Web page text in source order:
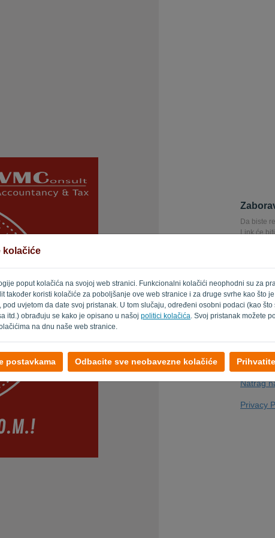
kolačiće
poput kolačića na svojoj web stranici. Funkcionalni kolačići neophodni su za
također koristi kolačiće za poboljšanje ove web stranice i za druge svrhe kao što
pod uvjetom da date svoj pristanak. U tom slučaju, određeni osobni podaci (kao
itd.) obrađuju se kako je opisano u našoj politici kolačića . Svoj pristanak možete
na dnu naše web stranice.
postavkama Odbacite sve neobavezne kolačiće
Da biste
Link će
Zar nisi
Natrag
Privacy